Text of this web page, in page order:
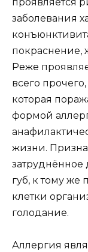
заболевания
покраснение,
Реже
всего
которая
формой
жизни.
затруднённое
губ, к тому же
клетки
голодание.
Аллергия